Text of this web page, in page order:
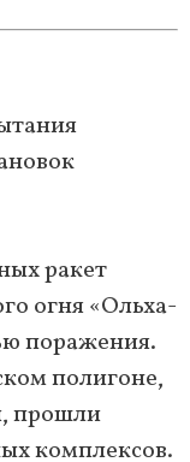
ракет
огня «Ольха-
поражения.
полигоне,
прошли
комплексов.